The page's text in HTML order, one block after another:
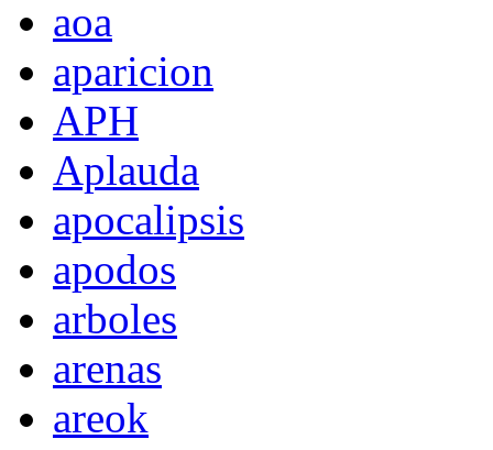
aoa
aparicion
APH
Aplauda
apocalipsis
apodos
arboles
arenas
areok